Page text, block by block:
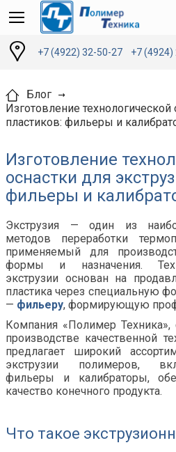
+7 (4922) 32-50-27 +7
Блог
Изготовление технологической
пластиков: фильеры и
Изготовление
оснастки для
фильеры и
Экструзия — один из
методов переработки
применяемый для
формы и назначения.
экструзии основан на
пластика через специальную
— фильеру, формирующую
Компания «Полимер
производстве качественной
предлагает широкий
экструзии полимеров,
фильеры и калибраторы,
качество конечного продукта.
Что такое